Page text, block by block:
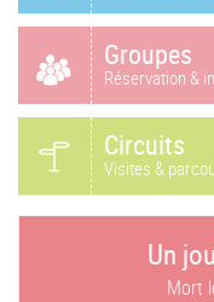
Groupes
Réservation &
Circuits
Visites &
Un
Mort